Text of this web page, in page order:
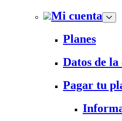
Mi cuenta
Planes
Datos de la
Pagar tu